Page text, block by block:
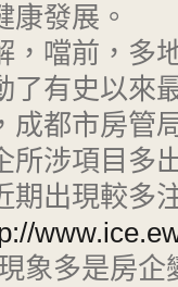
康發展。
，噹前，多
了有史以來
成都市房管
所涉項目多
期出現較多
象多是房